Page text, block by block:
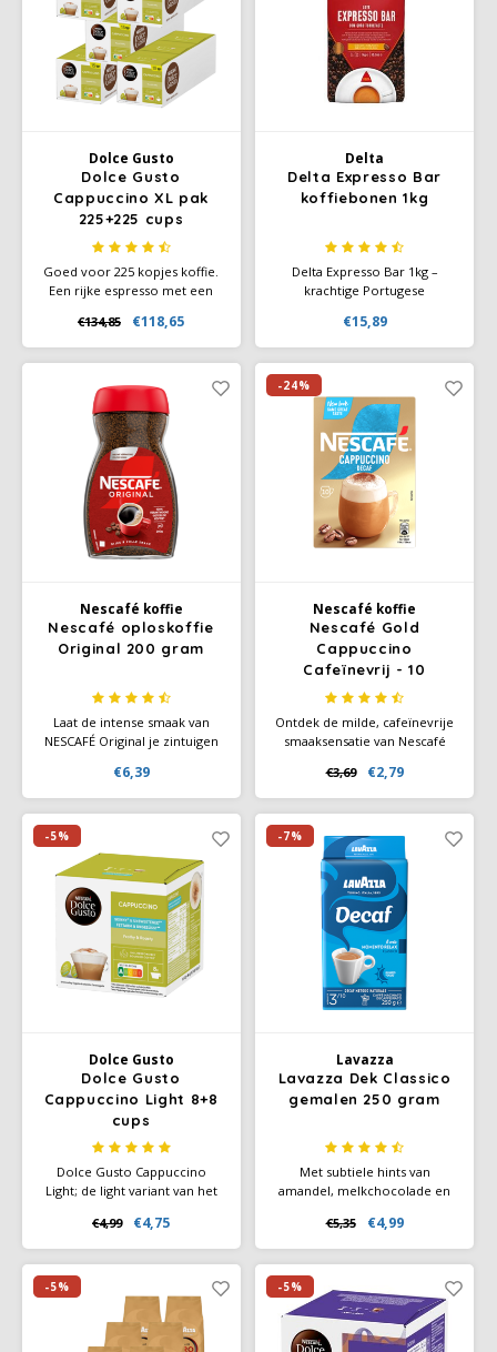
Dolce Gusto
Dolce Gusto
Cappuccino XL pak
225+225 cups
Goed voor 225 kopjes koffie.
Een rijke espresso met een
melkschuim. Cappuccino is
Italiaans voor 'kap' wat een
verklaring.
€134,85 €118,65
Delta
Delta Expresso Bar
koffiebonen 1kg
Delta Expresso Bar 1kg –
krachtige Portugese
geroosterde en 30%
gekarameliseerde bonen.
Romig, vol en licht zoet in de
€15,89
Nescafé koffie
Nescafé oploskoffie
Original 200 gram
Laat de intense smaak van
NESCAFÉ Original je zintuigen
aroma van deze unieke
melange naar boven komt. De
speciaal geselecteerde
koffiebonen worden
zorgvuldig gebrand en dubbel
gefilterd.
€6,39
-24%
Nescafé koffie
Nescafé Gold
Cappuccino
Cafeïnevrij - 10
sachets
Ontdek de milde, cafeïnevrije
smaaksensatie van Nescafé
10 sachets om snel een
romige cappuccino te maken,
zonder cafeïne.
€3,69 €2,79
-5%
Dolce Gusto
Dolce Gusto
Cappuccino Light 8+8
cups
Dolce Gusto Cappuccino
Light; de light variant van het
cappuccino van intense
espresso met rijk en krachtig
aroma heeft een heerlijke
lichtzoete melkschuimlaag van
magere melk.
€4,99 €4,75
-7%
Lavazza
Lavazza Dek Classico
gemalen 250 gram
Met subtiele hints van
amandel, melkchocolade en
koffie een verfijnde smaak
zonder cafeïne, ideaal voor
elk moment van de dag. De
medium branding zorgt voor
een profiel met een warme,
gouden crema en een zoete,
bloemige nasmaak.
€5,35 €4,99
-5% -5%